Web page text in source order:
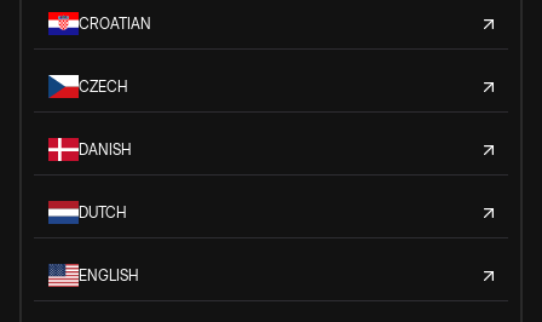
CROATIAN
CZECH
DANISH
DUTCH
ENGLISH